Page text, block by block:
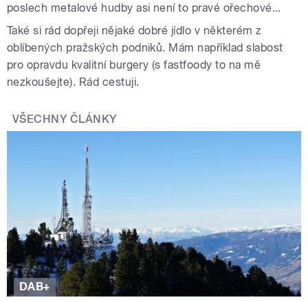
poslech metalové hudby asi není to pravé ořechové...
Také si rád dopřeji nějaké dobré jídlo v některém z
oblíbených pražských podniků. Mám například slabost
pro opravdu kvalitní burgery (s fastfoody to na mě
nezkoušejte). Rád cestuji.
VŠECHNY ČLÁNKY
DAB+